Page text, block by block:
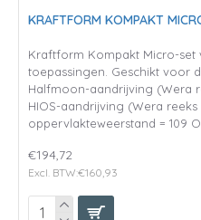
KRAFTFORM KOMPAKT
Kraftform Kompakt Micro-set
toepassingen. Geschikt voor
Halfmoon-aandrijving (Wera
HIOS-aandrijving (Wera reeks
oppervlakteweerstand = 109
€194,72
Excl. BTW:€160,93